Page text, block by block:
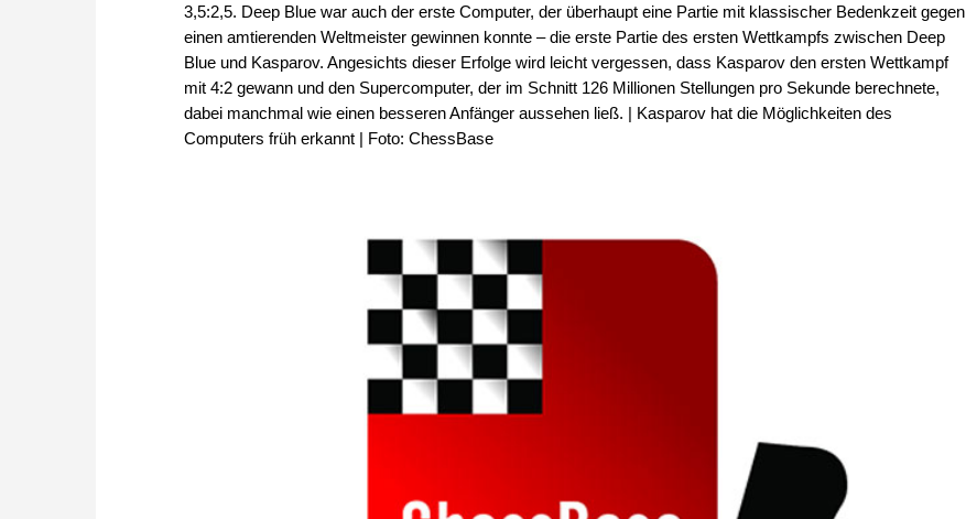
3,5:2,5. Deep Blue war auch der erste Computer, der überhaupt eine Partie mit klassischer Bedenkzeit gegen
einen amtierenden Weltmeister gewinnen konnte – die erste Partie des ersten Wettkampfs zwischen Deep
Blue und Kasparov. Angesichts dieser Erfolge wird leicht vergessen, dass Kasparov den ersten Wettkampf
mit 4:2 gewann und den Supercomputer, der im Schnitt 126 Millionen Stellungen pro Sekunde berechnete,
dabei manchmal wie einen besseren Anfänger aussehen ließ. | Kasparov hat die Möglichkeiten des
Computers früh erkannt | Foto: ChessBase